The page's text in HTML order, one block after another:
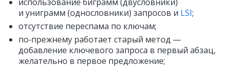
и униграмм (однословники) запросов и LSI;
отсутствие переспама по ключам;
по‑прежнему работает старый метод —
добавление ключевого запроса в первый абзац,
желательно в первое предложение;